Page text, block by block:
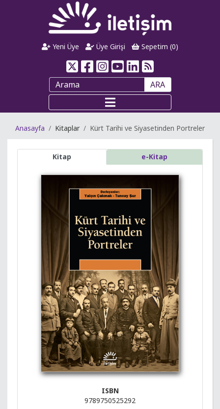
Yeni Üye Üye Girişi Sepetim (0)
ARA
Anasayfa Kitaplar Kürt Tarihi ve Siyasetinden Portreler
Kitap e-Kitap
ISBN
9789750525292